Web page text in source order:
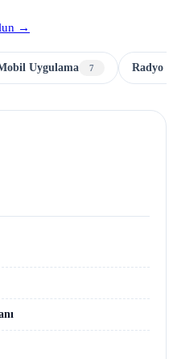
→
Uygulama 7 Radyo